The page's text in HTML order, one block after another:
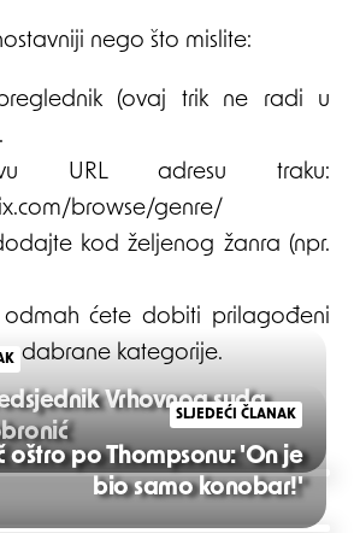
nego što mislite:
(ovaj trik ne radi u
URL adresu traku:
browse/genre/
kod željenog žanra (npr.
odmah ćete dobiti prilagođeni
odabrane kategorije.
Vrhovnog suda
SLJEDEĆI ČLANAK
oštro po Thompsonu: 'On je
bio samo konobar!'